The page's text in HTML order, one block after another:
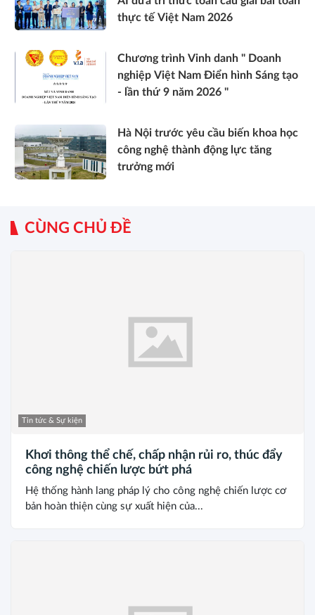
thực tế Việt Nam 2026
Chương trình Vinh danh " Doanh
nghiệp Việt Nam Điển hình Sáng tạo
- lần thứ 9 năm 2026 "
Hà Nội trước yêu cầu biến khoa học
công nghệ thành động lực tăng
trưởng mới
CÙNG CHỦ ĐỀ
Tin tức & Sự kiện
Khơi thông thể chế, chấp nhận rủi ro, thúc đẩy
công nghệ chiến lược bứt phá
Hệ thống hành lang pháp lý cho công nghệ chiến lược cơ
bản hoàn thiện cùng sự xuất hiện của...